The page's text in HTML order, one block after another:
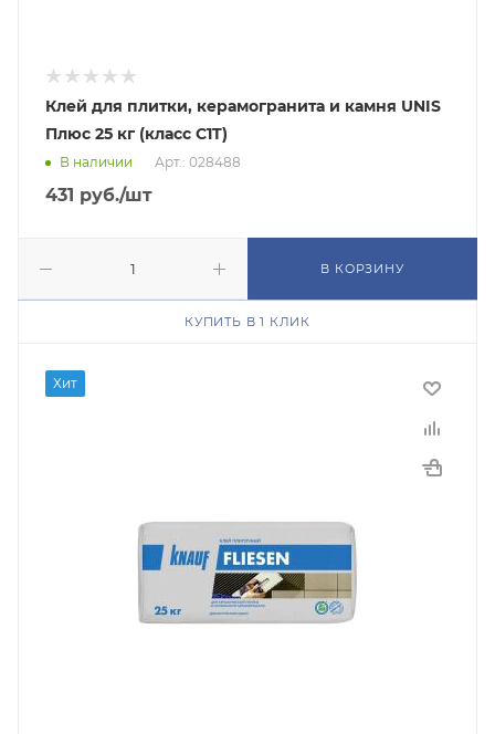
Клей для плитки, керамогранита и камня UNIS
Плюс 25 кг (класс C1T)
В наличии Арт.: 028488
431 руб./шт
В КОРЗИНУ
КУПИТЬ В 1 КЛИК
Хит